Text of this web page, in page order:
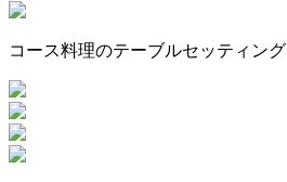
コース料理のテーブルセッティング